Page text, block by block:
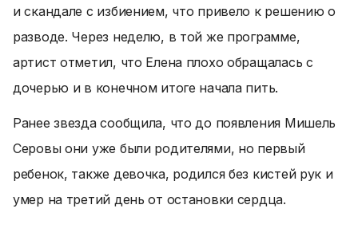
и скандале с избиением, что привело к решению о
разводе. Через неделю, в той же программе,
артист отметил, что Елена плохо обращалась с
дочерью и в конечном итоге начала пить.
Ранее звезда сообщила, что до появления Мишель
Серовы они уже были родителями, но первый
ребенок, также девочка, родился без кистей рук и
умер на третий день от остановки сердца.